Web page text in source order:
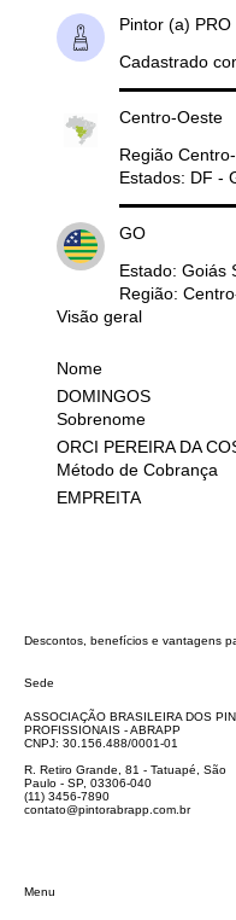
Pintor (a) PRO
Cadastrado
Centro-Oeste
Região
Estados: DF -
GO
Estado: Goiás
Região:
Visão geral
Nome
DOMINGOS
Sobrenome
ORCI PEREIRA DA
Método de Cobrança
EMPREITA
Descontos, benefícios e vantagens
Sede
ASSOCIAÇÃO BRASILEIRA DOS
PROFISSIONAIS - ABRAPP
CNPJ: 30.156.488/0001-01
R. Retiro Grande, 81 - Tatuapé, São
Paulo - SP, 03306-040
(11) 3456-7890
contato@pintorabrapp.com.br
Menu